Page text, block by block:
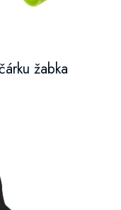
žabka